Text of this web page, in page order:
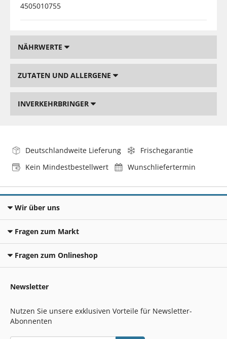
4505010755
NÄHRWERTE
ZUTATEN UND ALLERGENE
INVERKEHRBRINGER
Deutschlandweite Lieferung
Frischegarantie
Kein Mindestbestellwert
Wunschliefertermin
Wir über uns
Fragen zum Markt
Fragen zum Onlineshop
Newsletter
Nutzen Sie unsere exklusiven Vorteile für Newsletter-
Abonnenten